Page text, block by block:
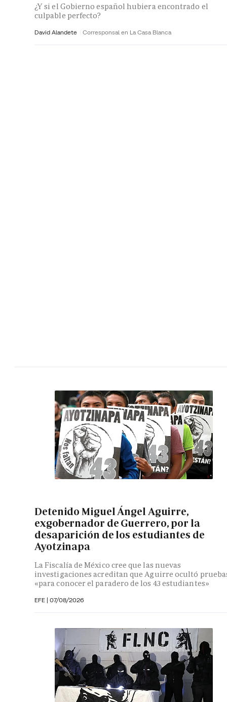
¿Y si el Gobierno español hubiera encontrado el
culpable perfecto?
David Alandete Corresponsal en La Casa Blanca
Detenido Miguel Ángel Aguirre,
exgobernador de Guerrero, por la
desaparición de los estudiantes de
Ayotzinapa
La Fiscalía de México cree que las nuevas
investigaciones acreditan que Aguirre ocultó
«para conocer el paradero de los 43 estudiantes»
EFE | 07/08/2026